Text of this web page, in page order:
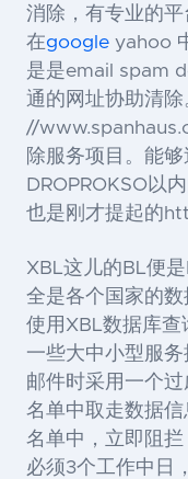
消除，有专业的
在google yahoo
是是email spam
通的网址协助清
//
除服务项目。能
DROPROKSO以
也是刚才提起的
XBL这儿的 BL便是
全是各个国家的
使用 XBL数据库查
一些大中小型服
邮件时采用一个
名单中取走数据
名单中，立即阻
必须3个工作中日